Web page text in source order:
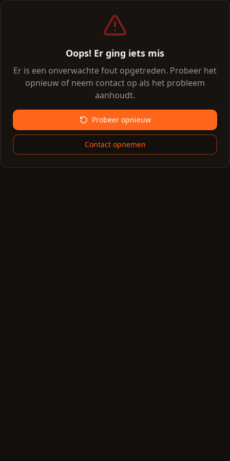
Oops! Er ging iets mis
Er is een onverwachte fout opgetreden. Probeer het
opnieuw of neem contact op als het probleem
aanhoudt.
Probeer opnieuw
Contact opnemen